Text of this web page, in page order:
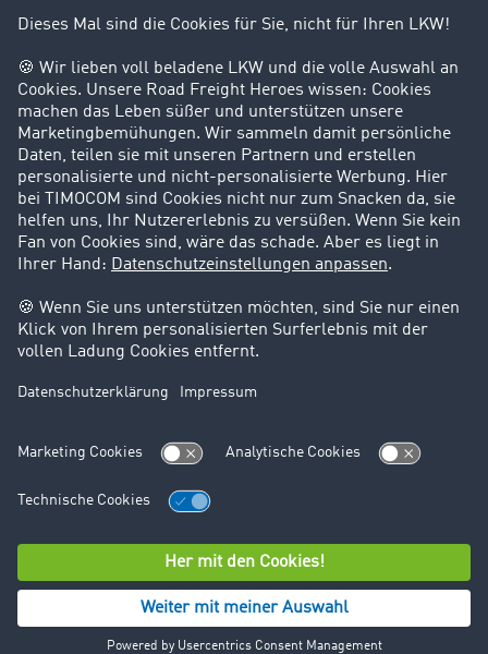
Kunden werben Kunden
Success Stories
Karriere
Support
Kontakt
Rechtliches
Impressum
AGB
© TIMOCOM GmbH 2026. Alle Rechte vorbehalten